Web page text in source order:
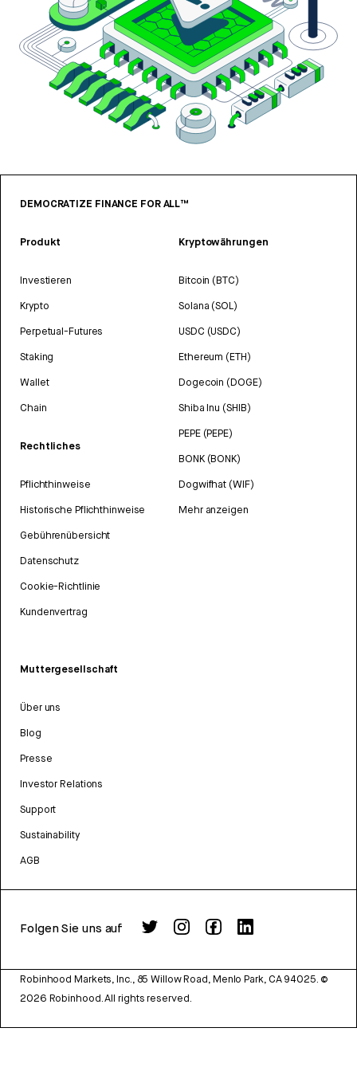
DEMOCRATIZE FINANCE FOR ALL™
Produkt
Investieren
Krypto
Perpetual-Futures
Staking
Wallet
Chain
Rechtliches
Pflichthinweise
Historische Pflichthinweise
Gebührenübersicht
Datenschutz
Cookie-Richtlinie
Kundenvertrag
Kryptowährungen
Bitcoin (BTC)
Solana (SOL)
USDC (USDC)
Ethereum (ETH)
Dogecoin (DOGE)
Shiba Inu (SHIB)
PEPE (PEPE)
BONK (BONK)
Dogwifhat (WIF)
Mehr anzeigen
Muttergesellschaft
Über uns
Blog
Presse
Investor Relations
Support
Sustainability
AGB
Folgen Sie uns auf
Robinhood Markets, Inc., 85 Willow Road, Menlo Park, CA 94025. ©
2026 Robinhood. All rights reserved.